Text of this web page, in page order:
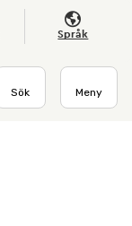
Språk
Sök Meny